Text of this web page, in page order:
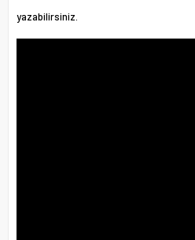
yazabilirsiniz.